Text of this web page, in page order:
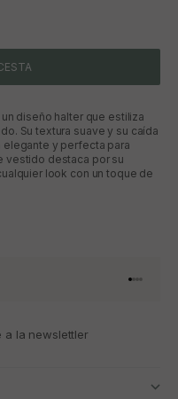
diseño halter que estiliza
Su textura suave y su caída
elegante y perfecta para
vestido destaca por su
look con un toque de
Ir al
Ir al
Ir al
Ir al
a la newslettler